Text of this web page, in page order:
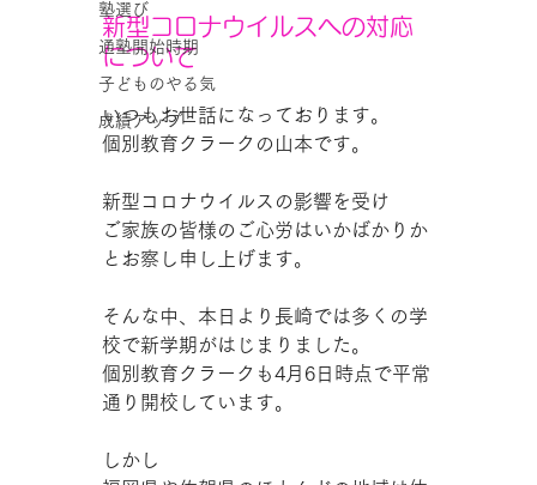
塾選び
通塾開始時期
子どものやる気
成績アップ
新型コロナウイルスへの対応
について
いつもお世話になっております。
個別教育クラークの山本です。
新型コロナウイルスの影響を受け
ご家族の皆様のご心労はいかばかりか
とお察し申し上げます。
そんな中、本日より長崎では多くの学
校で新学期がはじまりました。
個別教育クラークも4月6日時点で平常
通り開校しています。
しかし